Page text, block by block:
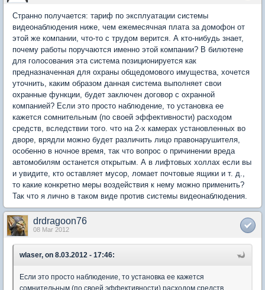
Странно получается: тариф по эксплуатации системы
видеонаблюдения ниже, чем ежемесячная плата за домофон от
этой же компании, что-то с трудом верится. А кто-нибудь знает,
почему работы поручаются именно этой компании? В билютене
для голосования эта система позиционируется как
предназначенная для охраны общедомового имущества, хочется
уточнить, каким образом данная система выполняет свои
охранные функции, будет заключен договор с охранной
компанией? Если это просто наблюдение, то установка ее
кажется сомнительным (по своей эффективности) расходом
средств, вследствии того. что на 2-х камерах установленных во
дворе, врядли можно будет различить лицо правонарушителя,
особенно в ночное время, так что вопрос о причинении вреда
автомобилям останется открытым. А в лифтовых холлах если вы
и увидите, кто оставляет мусор, ломает почтовые ящики и т. д.,
то какие конкретно меры воздействия к нему можно применить?
Так что я лично в таком виде против системы видеонаблюдения.
drdragoon76
08 Mar 2012
wlaser, on 8.03.2012 - 17:46:
Если это просто наблюдение, то установка ее кажется
сомнительным (по своей эффективности) расходом средств,